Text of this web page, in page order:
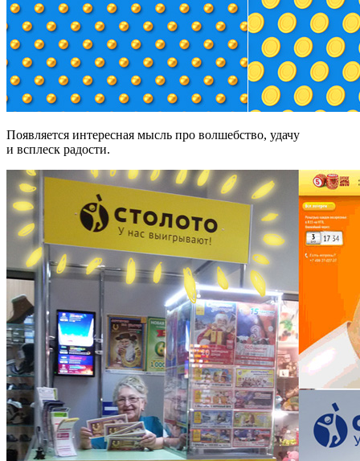
Появляется интересная мысль про волшебство, удачу
и всплеск радости.